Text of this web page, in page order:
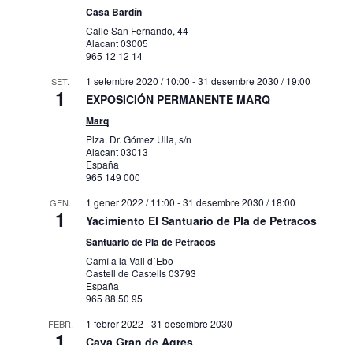
Casa Bardín
Calle San Fernando, 44
Alacant03005
965 12 12 14
SET.
1
1 setembre 2020 / 10:00 -31 desembre 2030 / 19:00
EXPOSICIÓN PERMANENTE MARQ
Marq
Plza. Dr. Gómez Ulla, s/n
Alacant03013
España
965 149 000
GEN.
1
1 gener 2022 / 11:00 -31 desembre 2030 / 18:00
Yacimiento El Santuario de Pla de Petracos
Santuario de Pla de Petracos
Camí a la Vall d´Ebo
Castell de Castells03793
España
965 88 50 95
FEBR. 1 febrer 2022 -31 desembre 2030